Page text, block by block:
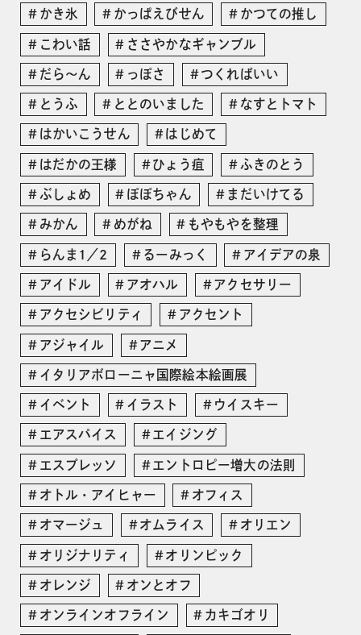
かき氷 かっぱえびせん かつての推し
こわい話 ささやかなギャンブル
だら〜ん っぽさ つくればいい
とうふ ととのいました なすとトマト
はかいこうせん はじめて
はだかの王様 ひょう疽 ふきのとう
ぶしょめ ぽぽちゃん まだいけてる
みかん めがね もやもやを整理
らんま1／2 るーみっく アイデアの泉
アイドル アオハル アクセサリー
アクセシビリティ アクセント
アジャイル アニメ
イタリアボローニャ国際絵本絵画展
イベント イラスト ウイスキー
エアスパイス エイジング
エスプレッソ エントロピー増大の法則
オトル・アイヒャー オフィス
オマージュ オムライス オリエン
オリジナリティ オリンピック
オレンジ オンとオフ
オンラインオフライン カキゴオリ